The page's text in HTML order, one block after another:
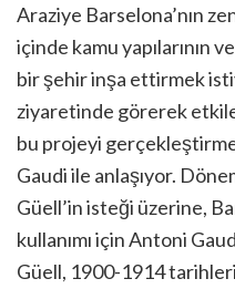
Araziye Barselona’nın
içinde kamu yapılarının
bir şehir inşa ettirmek
ziyaretinde görerek
bu projeyi
Gaudi ile anlaşıyor.
Güell’in isteği üzerine,
kullanımı için Antoni
Güell, 1900-1914